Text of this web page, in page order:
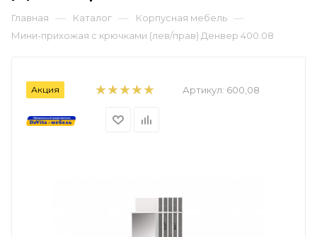
Главная — Каталог — Корпусная мебель —
Мини-прихожая с крючками (лев/прав) Денвер 400.08
Акция Артикул: 600,08